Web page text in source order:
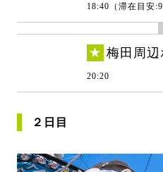
18:40（滞在目安
★ 梅田周
20:20
２日目